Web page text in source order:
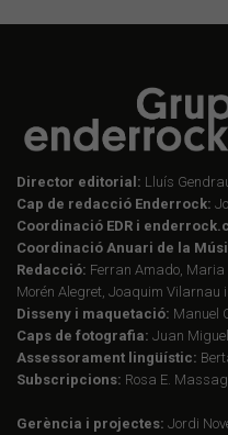
Director editorial: Lluís
Cap de redacció Enderrock:
Coordinació EDR i
Coordinació Anuari de la
Redacció: Ferran Amado, Maria
Morén Alegret, Joaquim Vilarnau
Disseny i maquetació: Manuel
Caps de fotografia: Juan
Assessorament lingüístic:
Subscripcions: Rosa E.
Gerència i projectes: Jordi